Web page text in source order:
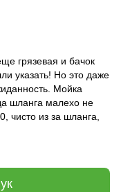
грязевая и бачок
указать! Но это даже
Мойка
шланга малехо не
чисто из за шланга,